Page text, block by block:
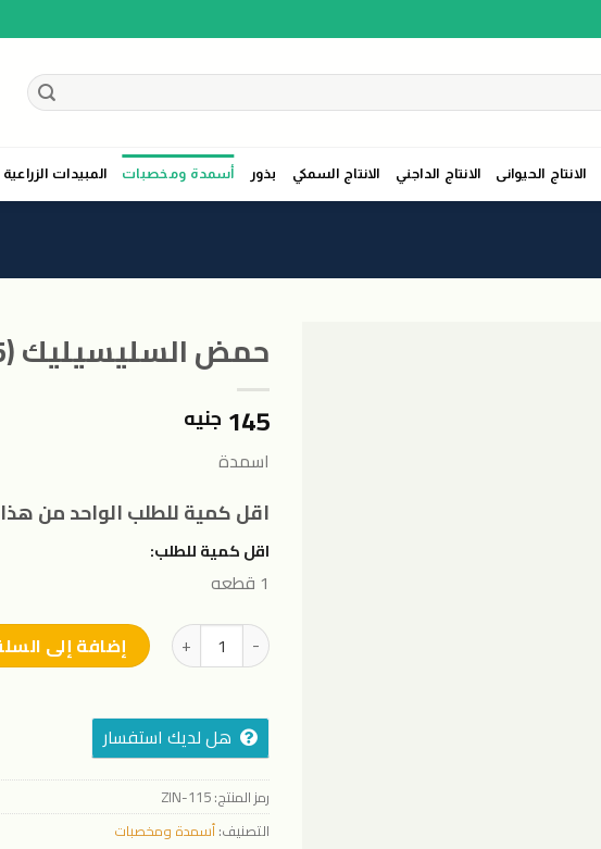
الانتاج الحيوانى الانتاج الداجني الانتاج السمكي بذور أسمدة ومخصبات المبيدات الزراعية
حمض السليسيليك (5جرام)
145 جنيه
اسمدة
اقل كمية للطلب الواحد من هذا
اقل كمية للطلب:
1 قطعه
كمية حمض السليسيليك (5جرام)إضافة إلى
هل لديك استفسار
رمز المنتج:ZIN-115
التصنيف:أسمدة ومخصبات